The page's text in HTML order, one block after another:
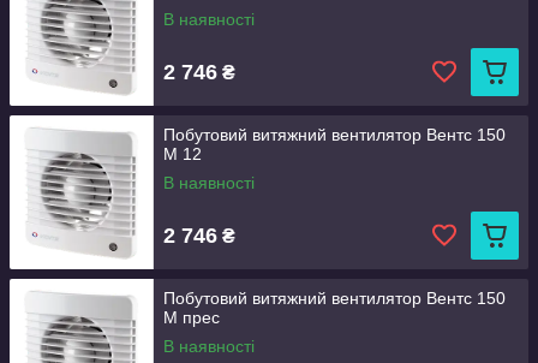
В наявності
2 746 ₴
Побутовий витяжний вентилятор Вентс 150
М 12
В наявності
2 746 ₴
Побутовий витяжний вентилятор Вентс 150
М прес
В наявності